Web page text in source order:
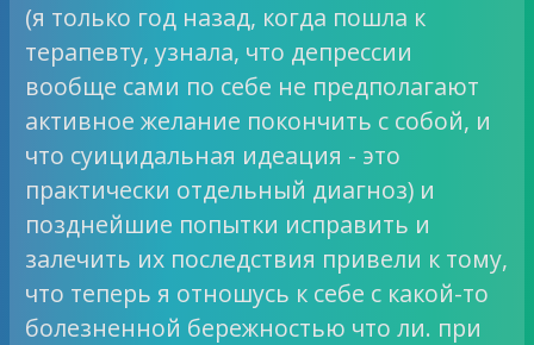
(я только год назад, когда пошла к
терапевту, узнала, что депрессии
вообще сами по себе не предполагают
активное желание покончить с собой, и
что суицидальная идеация - это
практически отдельный диагноз) и
позднейшие попытки исправить и
залечить их последствия привели к тому,
что теперь я отношусь к себе с какой-то
болезненной бережностью что ли. при